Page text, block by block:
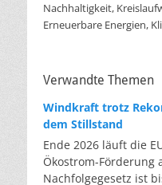
Nachhaltigkeit,
Erneuerbare Energien,
Verwandte Themen
Windkraft trotz
dem Stillstand
Ende 2026 läuft die
Ökostrom-Förderung
Nachfolgegesetz ist